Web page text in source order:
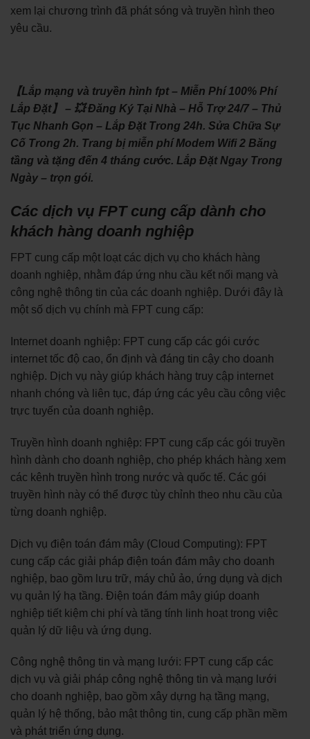
xem lại chương trình đã phát sóng và truyền hình theo
yêu cầu.
【Lắp mạng và truyền hình fpt – Miễn Phí 100% Phí
Lắp Đặt】 – 💥 Đăng Ký Tại Nhà – Hỗ Trợ 24/7 – Thủ
Tục Nhanh Gọn – Lắp Đặt Trong 24h. Sửa Chữa Sự
Cố Trong 2h. Trang bị miễn phí Modem Wifi 2 Băng
tầng và tặng đến 4 tháng cước. Lắp Đặt Ngay Trong
Ngày – trọn gói.
Các dịch vụ FPT cung cấp dành cho
khách hàng doanh nghiệp
FPT cung cấp một loạt các dịch vụ cho khách hàng
doanh nghiệp, nhằm đáp ứng nhu cầu kết nối mạng và
công nghệ thông tin của các doanh nghiệp. Dưới đây là
một số dịch vụ chính mà FPT cung cấp:
Internet doanh nghiệp: FPT cung cấp các gói cước
internet tốc độ cao, ổn định và đáng tin cậy cho doanh
nghiệp. Dịch vụ này giúp khách hàng truy cập internet
nhanh chóng và liên tục, đáp ứng các yêu cầu công việc
trực tuyến của doanh nghiệp.
Truyền hình doanh nghiệp: FPT cung cấp các gói truyền
hình dành cho doanh nghiệp, cho phép khách hàng xem
các kênh truyền hình trong nước và quốc tế. Các gói
truyền hình này có thể được tùy chỉnh theo nhu cầu của
từng doanh nghiệp.
Dịch vụ điện toán đám mây (Cloud Computing): FPT
cung cấp các giải pháp điện toán đám mây cho doanh
nghiệp, bao gồm lưu trữ, máy chủ ảo, ứng dụng và dịch
vụ quản lý hạ tầng. Điện toán đám mây giúp doanh
nghiệp tiết kiệm chi phí và tăng tính linh hoạt trong việc
quản lý dữ liệu và ứng dụng.
Công nghệ thông tin và mạng lưới: FPT cung cấp các
dịch vụ và giải pháp công nghệ thông tin và mạng lưới
cho doanh nghiệp, bao gồm xây dựng hạ tầng mạng,
quản lý hệ thống, bảo mật thông tin, cung cấp phần mềm
và phát triển ứng dụng.